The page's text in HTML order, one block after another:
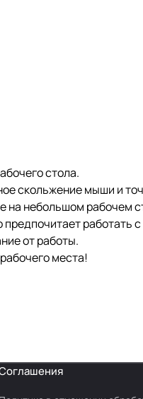
стола.
скольжение мыши и
на небольшом рабочем
работать
от работы.
места!